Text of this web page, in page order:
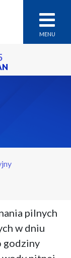
MENU
pilnych
w dniu
godziny